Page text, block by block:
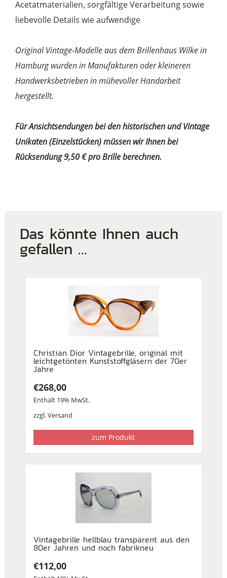
Acetatmaterialien, sorgfältige Verarbeitung sowie
liebevolle Details wie aufwendige
Original Vintage-Modelle aus dem Brillenhaus Wilke in
Hamburg wurden in Manufakturen oder kleineren
Handwerksbetrieben in mühevoller Handarbeit
hergestellt.
Für Ansichtsendungen bei den historischen und Vintage
Unikaten (Einzelstücken) müssen wir Ihnen bei
Rücksendung 9,50 € pro Brille berechnen.
Das könnte Ihnen auch
gefallen …
Christian Dior Vintagebrille, original mit
leichtgetönten Kunststoffgläsern der 70er
Jahre
€268,00
Enthält 19% MwSt.
zzgl.Versand
zum Produkt
Vintagebrille hellblau transparent aus den
80er Jahren und noch fabrikneu
€112,00